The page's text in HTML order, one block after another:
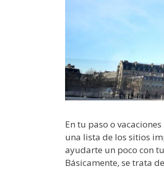
En tu paso o
una lista de los sitios
ayudarte un poco con
Básicamente, se trata de